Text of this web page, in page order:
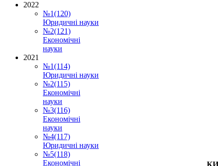
2022
№1(120)
Юридичні науки
№2(121)
Економічні
науки
2021
№1(114)
Юридичні науки
№2(115)
Економічні
науки
№3(116)
Економічні
науки
№4(117)
Юридичні науки
№5(118)
Економічні